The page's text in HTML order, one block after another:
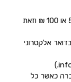
מדיניות ביטול היא מיום קבלת המוצר ודמי ביטול 5% או 100 ₪ וזאת
אלקטרוני
כאשר כל